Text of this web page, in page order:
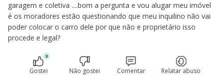
garagem e coletiva ....bom a pergunta e vou alugar meu imóvel
é os moradores estão questionando que meu inquilino não vai
poder colocar o carro dele por que não e proprietário isso
procede e legal?
0
Gostei Não gostei Comentar Relatar abuso